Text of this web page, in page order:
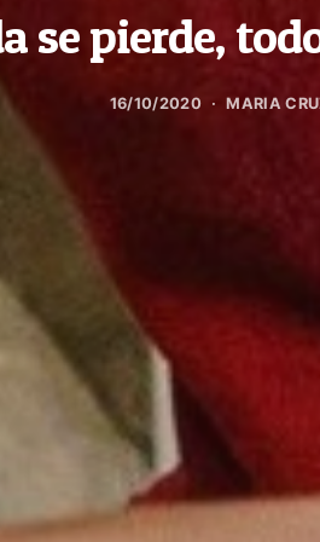
se pierde,
16/10/2020 MARIA